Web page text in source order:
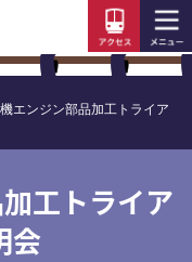
機エンジン部品加工トライア
工トライア
会